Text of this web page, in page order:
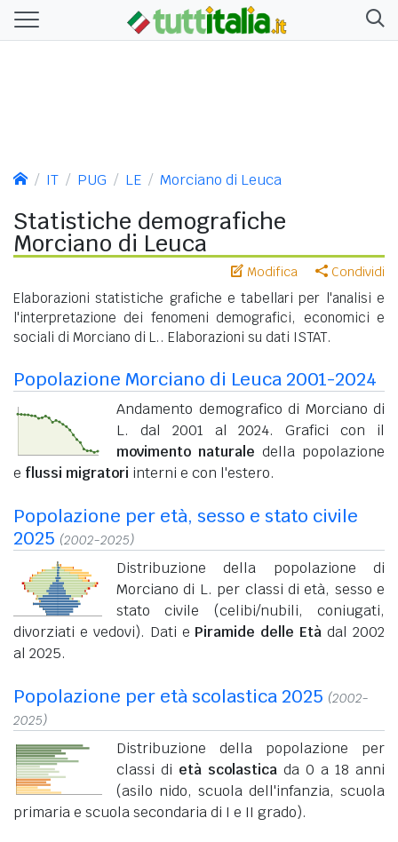
IT PUG LE Morciano di Leuca
Statistiche demografiche
Morciano di Leuca
Modifica Condividi
Elaborazioni statistiche grafiche e tabellari per l'analisi e
l'interpretazione dei fenomeni demografici, economici e
sociali di Morciano di L.. Elaborazioni su dati ISTAT.
Popolazione Morciano di Leuca 2001-2024
Andamento demografico di Morciano di
L. dal 2001 al 2024. Grafici con il
movimento naturale della popolazione
e flussi migratori interni e con l'estero.
Popolazione per età, sesso e stato civile
2025 (2002-2025)
Distribuzione della popolazione di
Morciano di L. per classi di età, sesso e
stato civile (celibi/nubili, coniugati,
divorziati e vedovi). Dati e Piramide delle Età dal 2002
al 2025.
Popolazione per età scolastica 2025 (2002-
2025)
Distribuzione della popolazione per
classi di età scolastica da 0 a 18 anni
(asilo nido, scuola dell'infanzia, scuola
primaria e scuola secondaria di I e II grado).